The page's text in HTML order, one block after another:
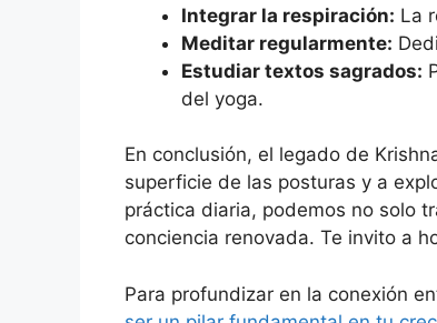
Integrar la respiración: La
Meditar regularmente:
Estudiar textos sagrados:
del yoga.
En conclusión, el legado de
superficie de las posturas y a
práctica diaria, podemos no solo
conciencia renovada. Te invito a
Para profundizar en la conexión